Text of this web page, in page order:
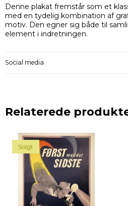
Denne plakat fremstår som et
med en tydelig kombination af
motiv. Den egner sig både til
element i indretningen.
Social media
Relaterede
Solgt